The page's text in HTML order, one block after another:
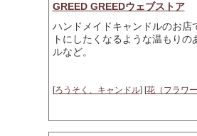
GREED GREEDウェブストア
ハンドメイドキャンドルのお店
トにしたくなるような温もり
ルなど。
[ろうそく、キャンドル] [花（フラワー